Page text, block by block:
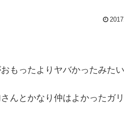
もったよりヤバかったみたい
んとかなり仲はよかったガ